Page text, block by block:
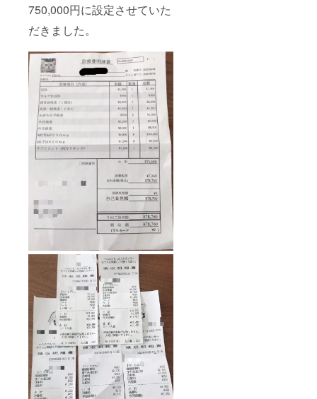
750,000円に設定させていた
だきました。